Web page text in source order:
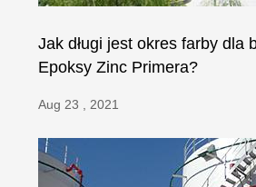
Jak długi jest okres farby dla
Epoksy Zinc Primera?
Aug 23 , 2021